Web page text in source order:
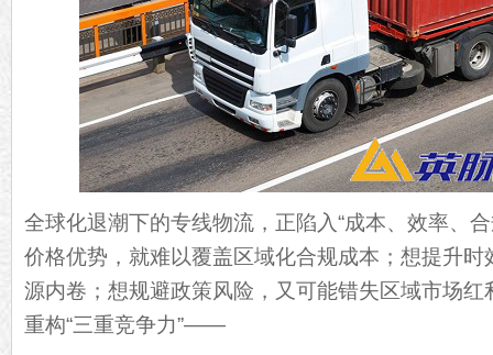
全球化退潮下的专线物流，正陷入“成本、效率、
价格优势，就难以覆盖区域化合规成本；想提升
源内卷；想规避政策风险，又可能错失区域市场
重构“三重竞争力”——